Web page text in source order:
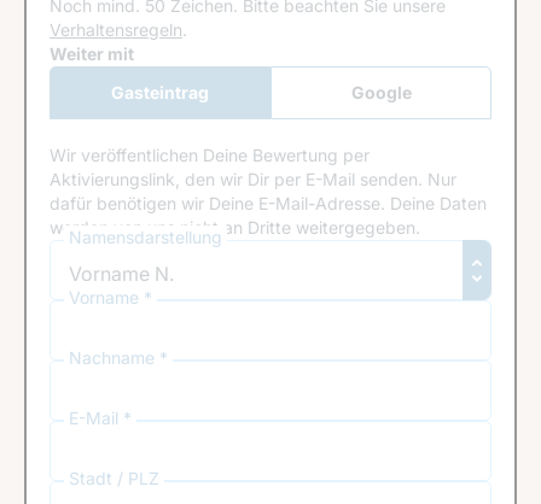
Noch mind. 50 Zeichen. Bitte beachten Sie unsere
Verhaltensregeln.
Google Recaptcha
Weiter mit
Gasteintrag
Google
Anmeldung
Wir veröffentlichen Deine Bewertung per
Aktivierungslink, den wir Dir per E-Mail senden. Nur
dafür benötigen wir Deine E-Mail-Adresse. Deine Daten
werden von uns nicht an Dritte weitergegeben.
Namensdarstellung
Vorname *
Nachname *
E-Mail *
Stadt / PLZ